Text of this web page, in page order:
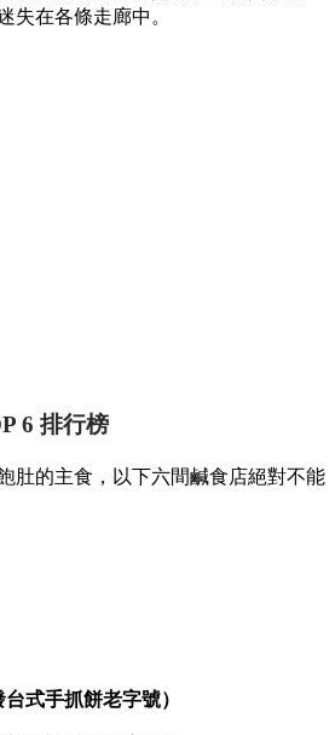
失在各條走廊中。
6 排行榜
肚的主食，以下六間鹹食店絕對不能
式手抓餅老字號）